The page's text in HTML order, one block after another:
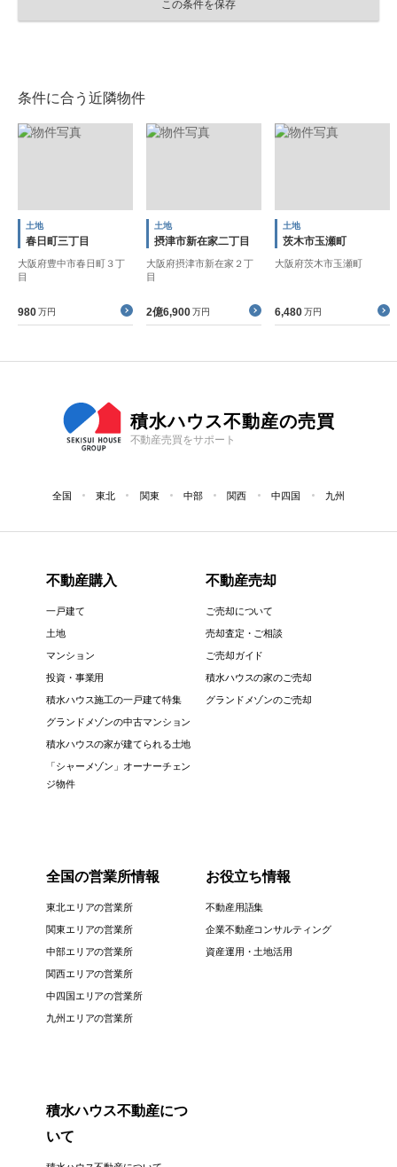
この条件を保存
条件に合う近隣物件
土地
春日町三丁目
大阪府豊中市春日町３丁
目
980 万円
土地
摂津市新在家二丁目
大阪府摂津市新在家２丁
目
2億6,900 万円
土地
茨木市玉瀬町
大阪府茨木市玉瀬町
6,480 万円
積水ハウス不動産の売買
不動産売買をサポート
全国 東北 関東 中部 関西 中四国 九州
不動産購入
一戸建て
土地
マンション
投資・事業用
積水ハウス施工の一戸建て特集
グランドメゾンの中古マンション
積水ハウスの家が建てられる土地
「シャーメゾン」オーナーチェン
ジ物件
不動産売却
ご売却について
売却査定・ご相談
ご売却ガイド
積水ハウスの家のご売却
グランドメゾンのご売却
全国の営業所情報
東北エリアの営業所
関東エリアの営業所
中部エリアの営業所
関西エリアの営業所
中四国エリアの営業所
九州エリアの営業所
お役立ち情報
不動産用語集
企業不動産コンサルティング
資産運用・土地活用
積水ハウス不動産につ
いて